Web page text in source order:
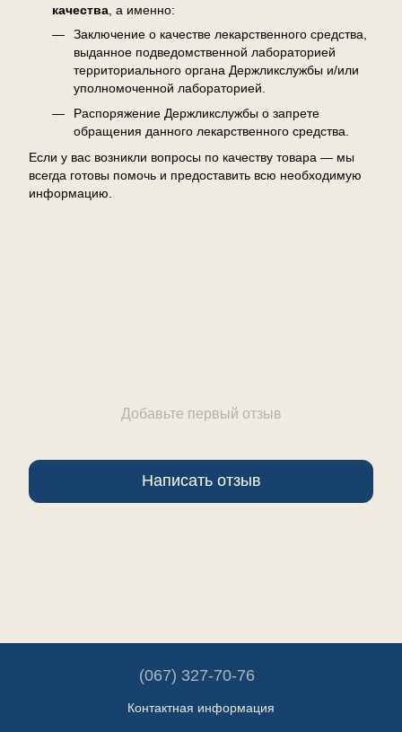
качества , а именно:
Заключение о качестве лекарственного средства,
выданное подведомственной лабораторией
территориального органа Держликслужбы и/или
уполномоченной лабораторией.
Распоряжение Держликслужбы о запрете
обращения данного лекарственного средства.
Если у вас возникли вопросы по качеству товара — мы
всегда готовы помочь и предоставить всю необходимую
информацию.
Добавьте первый отзыв
Написать отзыв
(067) 327-70-76
Контактная информация